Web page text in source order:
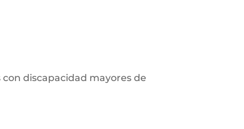
discapacidad mayores de